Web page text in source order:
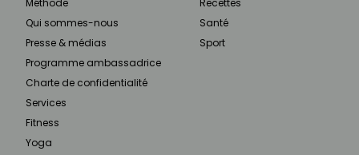
Méthode
Qui sommes-nous
Presse & médias
Programme ambassadrice
Charte de confidentialité
Services
Fitness
Yoga
Recettes
Santé
Sport